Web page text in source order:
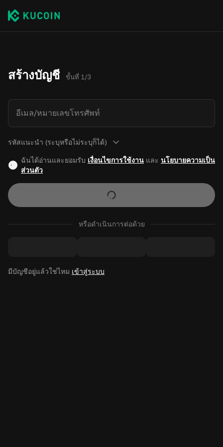
สร้างบัญชี ขั้นที่ 1/3
อีเมล/หมายเลขโทรศัพท์
รหัสแนะนำ (ระบุหรือไม่ระบุก็ได้)
ฉันได้อ่านและยอมรับ เงื่อนไขการใช้งานและ นโยบายความเป็น
ส่วนตัว
หรือดำเนินการต่อด้วย
มีบัญชีอยู่แล้วใช่ไหม เข้าสู่ระบบ